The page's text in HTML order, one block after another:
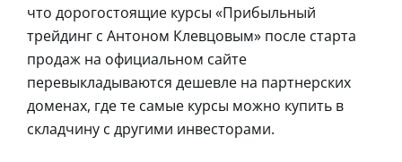
что дорогостоящие курсы «Прибыльный
трейдинг с Антоном Клевцовым» после старта
продаж на официальном сайте
перевыкладываются дешевле на партнерских
доменах, где те самые курсы можно купить в
складчину с другими инвесторами.